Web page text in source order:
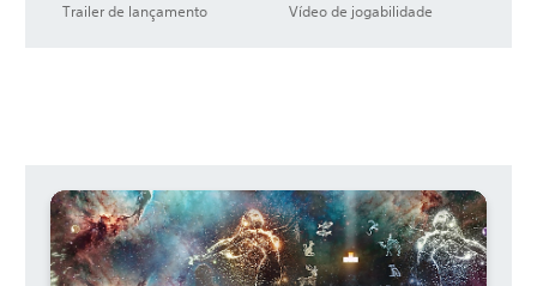
Trailer de lançamento Vídeo de jogabilidade